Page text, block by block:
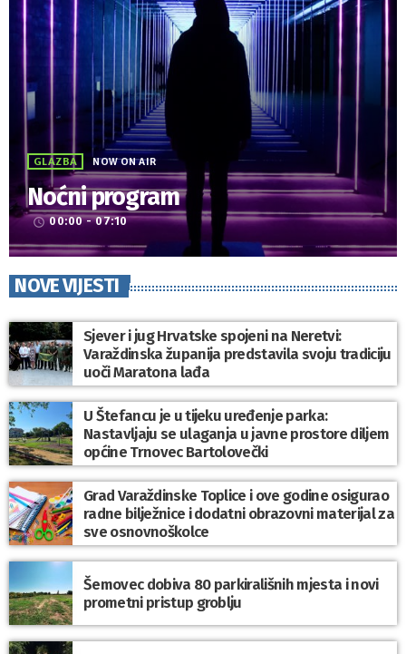
GLAZBA NOW ON AIR
Noćni program
access_time 00:00 - 07:10
NOVE VIJESTI
Sjever i jug Hrvatske spojeni na Neretvi:
Varaždinska županija predstavila svoju tradiciju
uoči Maratona lađa
U Štefancu je u tijeku uređenje parka:
Nastavljaju se ulaganja u javne prostore diljem
općine Trnovec Bartolovečki
Grad Varaždinske Toplice i ove godine osigurao
radne bilježnice i dodatni obrazovni materijal za
sve osnovnoškolce
Šemovec dobiva 80 parkirališnih mjesta i novi
prometni pristup groblju